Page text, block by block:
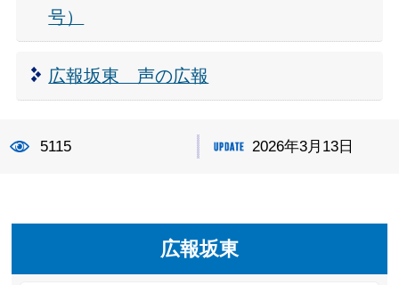
号）
広報坂東 声の広報
5115 2026年3月13日
広報坂東